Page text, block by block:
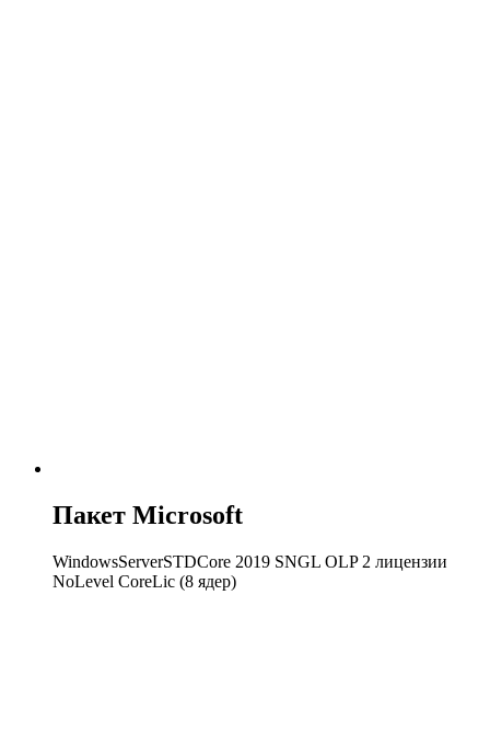
Пакет Microsoft
WindowsServerSTDCore 2019 SNGL OLP 2 лицензии
NoLevel CoreLic (8 ядер)